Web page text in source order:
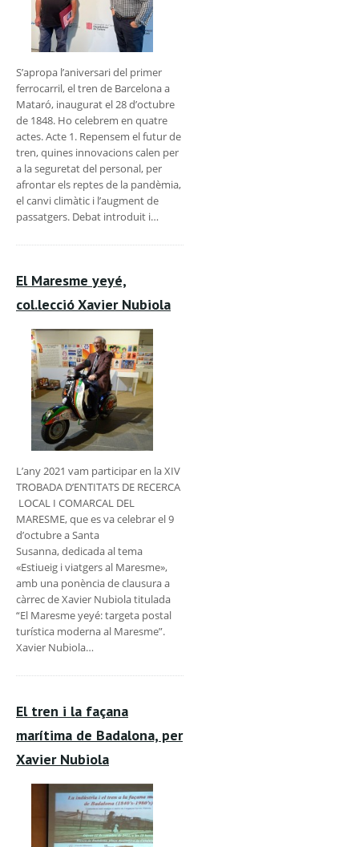
S’apropa l’aniversari del primer
ferrocarril, el tren de Barcelona a
Mataró, inaugurat el 28 d’octubre
de 1848. Ho celebrem en quatre
actes. Acte 1. Repensem el futur de
tren, quines innovacions calen per
a la seguretat del personal, per
afrontar els reptes de la pandèmia,
el canvi climàtic i l’augment de
passatgers. Debat introduit i…
El Maresme yeyé,
col.lecció Xavier Nubiola
L’any 2021 vam participar en la XIV
TROBADA D’ENTITATS DE RECERCA
LOCAL I COMARCAL DEL
MARESME, que es va celebrar el 9
d’octubre a Santa
Susanna, dedicada al tema
«Estiueig i viatgers al Maresme»,
amb una ponència de clausura a
càrrec de Xavier Nubiola titulada
“El Maresme yeyé: targeta postal
turística moderna al Maresme”.
Xavier Nubiola…
El tren i la façana
marítima de Badalona, per
Xavier Nubiola